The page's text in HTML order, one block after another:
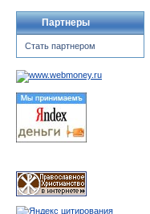
Партнеры
Стать партнером